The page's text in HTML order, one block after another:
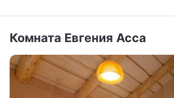
Ванная комната
Холодильник
душа, набор для чистки зубов)
Фен
Комната Евгения Асса